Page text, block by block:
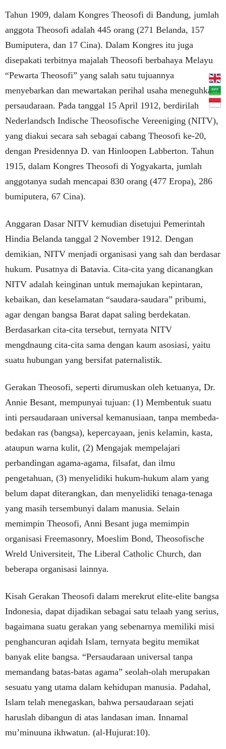
Tahun 1909, dalam Kongres Theosofi di Bandung, jumlah
anggota Theosofi adalah 445 orang (271 Belanda, 157
Bumiputera, dan 17 Cina). Dalam Kongres itu juga
disepakati terbitnya majalah Theosofi berbahaya Melayu
“Pewarta Theosofi” yang salah satu tujuannya
menyebarkan dan mewartakan perihal usaha meneguhkan
persaudaraan. Pada tanggal 15 April 1912, berdirilah
Nederlandsch Indische Theosofische Vereeniging (NITV),
yang diakui secara sah sebagai cabang Theosofi ke-20,
dengan Presidennya D. van Hinloopen Labberton. Tahun
1915, dalam Kongres Theosofi di Yogyakarta, jumlah
anggotanya sudah mencapai 830 orang (477 Eropa), 286
bumiputera, 67 Cina).
Anggaran Dasar NITV kemudian disetujui Pemerintah
Hindia Belanda tanggal 2 November 1912. Dengan
demikian, NITV menjadi organisasi yang sah dan berdasar
hukum. Pusatnya di Batavia. Cita-cita yang dicanangkan
NITV adalah keinginan untuk memajukan kepintaran,
kebaikan, dan keselamatan “saudara-saudara” pribumi,
agar dengan bangsa Barat dapat saling berdekatan.
Berdasarkan cita-cita tersebut, ternyata NITV
mengdnaung cita-cita sama dengan kaum asosiasi, yaitu
suatu hubungan yang bersifat paternalistik.
Gerakan Theosofi, seperti dirumuskan oleh ketuanya, Dr.
Annie Besant, mempunyai tujuan: (1) Membentuk suatu
inti persaudaraan universal kemanusiaan, tanpa membeda-
bedakan ras (bangsa), kepercayaan, jenis kelamin, kasta,
ataupun warna kulit, (2) Mengajak mempelajari
perbandingan agama-agama, filsafat, dan ilmu
pengetahuan, (3) menyelidiki hukum-hukum alam yang
belum dapat diterangkan, dan menyelidiki tenaga-tenaga
yang masih tersembunyi dalam manusia. Selain
memimpin Theosofi, Anni Besant juga memimpin
organisasi Freemasonry, Moeslim Bond, Theosofische
Wreld Universiteit, The Liberal Catholic Church, dan
beberapa organisasi lainnya.
Kisah Gerakan Theosofi dalam merekrut elite-elite bangsa
Indonesia, dapat dijadikan sebagai satu telaah yang serius,
bagaimana suatu gerakan yang sebenarnya memiliki misi
penghancuran aqidah Islam, ternyata begitu memikat
banyak elite bangsa. “Persaudaraan universal tanpa
memandang batas-batas agama” seolah-olah merupakan
sesuatu yang utama dalam kehidupan manusia. Padahal,
Islam telah menegaskan, bahwa persaudaraan sejati
haruslah dibangun di atas landasan iman. Innamal
mu’minuuna ikhwatun. (al-Hujurat:10).